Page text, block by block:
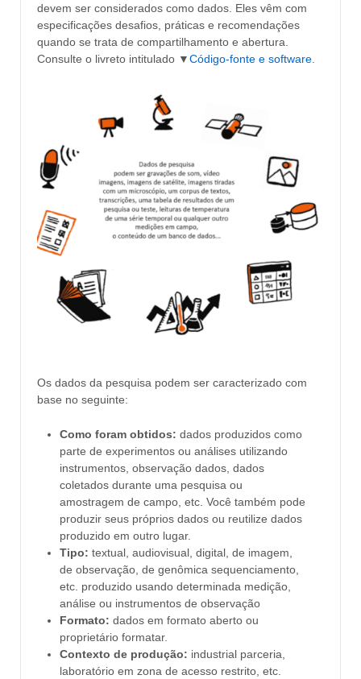
devem ser considerados como dados. Eles vêm com
especificações desafios, práticas e recomendações
quando se trata de compartilhamento e abertura.
Consulte o livreto intitulado ▼Código-fonte e software
Os dados da pesquisa podem ser caracterizado com
base no seguinte:
Como foram obtidos: dados produzidos como
parte de experimentos ou análises utilizando
instrumentos, observação dados, dados
coletados durante uma pesquisa ou
amostragem de campo, etc. Você também pode
produzir seus próprios dados ou reutilize dados
produzido em outro lugar.
Tipo: textual, audiovisual, digital, de imagem,
de observação, de genômica sequenciamento,
etc. produzido usando determinada medição,
análise ou instrumentos de observação
Formato: dados em formato aberto ou
proprietário formatar.
Contexto de produção: industrial parceria,
laboratório em zona de acesso restrito, etc.